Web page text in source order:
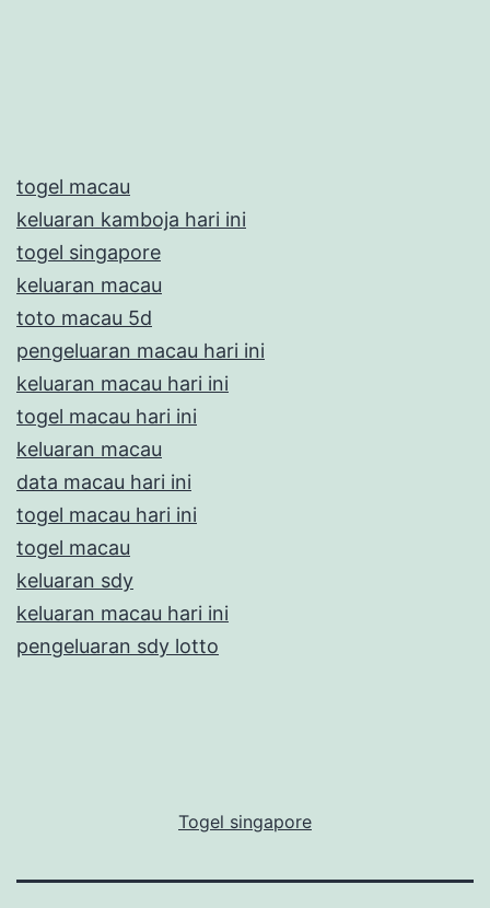
togel macau
keluaran kamboja hari ini
togel singapore
keluaran macau
toto macau 5d
pengeluaran macau hari ini
keluaran macau hari ini
togel macau hari ini
keluaran macau
data macau hari ini
togel macau hari ini
togel macau
keluaran sdy
keluaran macau hari ini
pengeluaran sdy lotto
Togel singapore